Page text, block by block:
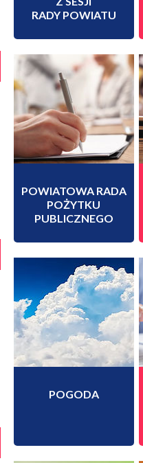
RADY POWIATU
POWIATOWA RADA
POŻYTKU
PUBLICZNEGO
POGODA